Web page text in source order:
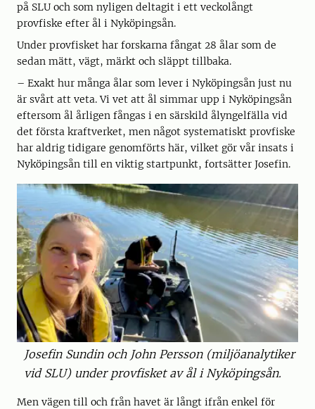
på SLU och som nyligen deltagit i ett veckolångt
provfiske efter ål i Nyköpingsån.
Under provfisket har forskarna fångat 28 ålar som de
sedan mätt, vägt, märkt och släppt tillbaka.
– Exakt hur många ålar som lever i Nyköpingsån just nu
är svårt att veta. Vi vet att ål simmar upp i Nyköpingsån
eftersom ål årligen fångas i en särskild ålyngelfälla vid
det första kraftverket, men något systematiskt provfiske
har aldrig tidigare genomförts här, vilket gör vår insats i
Nyköpingsån till en viktig startpunkt, fortsätter Josefin.
Josefin Sundin och John Persson (miljöanalytiker
vid SLU) under provfisket av ål i Nyköpingsån.
Men vägen till och från havet är långt ifrån enkel för